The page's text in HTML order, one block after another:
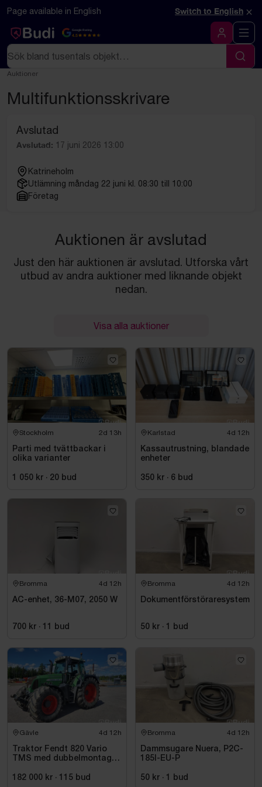
Hoppa till innehåll
Textbaserad (markdown) version av denna sida
Page available in English Switch to English ×
Google Rating
4.5
Logga in
Sök
Sök
Auktioner
Multifunktionsskrivare
Avslutad
Avslutad: 17 juni 2026 13:00
Katrineholm
Utlämning måndag 22 juni kl. 08:30 till 10:00
Företag
Auktionen är avslutad
Just den här auktionen är avslutad. Utforska vårt
utbud av andra auktioner med liknande objekt
nedan.
Visa alla auktioner
Stockholm 2d 13h
Parti med tvättbackar i
olika varianter
1 050 kr · 20 bud
Karlstad 4d 12h
Kassautrustning, blandade
enheter
350 kr · 6 bud
Bromma 4d 12h
AC-enhet, 36-M07, 2050 W
700 kr · 11 bud
Bromma 4d 12h
Dokumentförstöraresystem
50 kr · 1 bud
Gävle 4d 12h
Traktor Fendt 820 Vario
TMS med dubbelmontage
182 000 kr · 115 bud
Bromma 4d 12h
Dammsugare Nuera, P2C-
185I-EU-P
50 kr · 1 bud